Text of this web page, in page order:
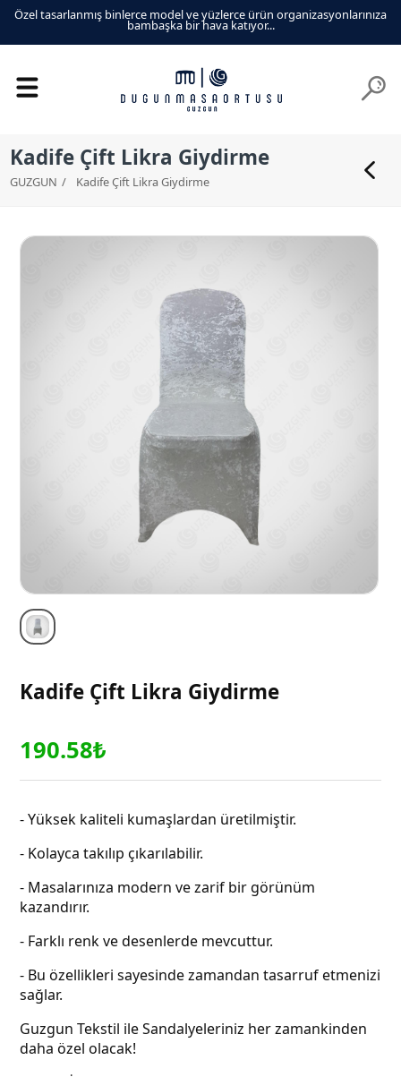
Özel tasarlanmış binlerce model ve yüzlerce ürün organizasyonlarınıza
bambaşka bir hava katıyor...
Türkiyenin her yerine gönderimimiz mevcuttur.
Kadife Çift Likra Giydirme
GUZGUN Kadife Çift Likra Giydirme
Kadife Çift Likra Giydirme
190.58₺
- Yüksek kaliteli kumaşlardan üretilmiştir.
- Kolayca takılıp çıkarılabilir.
- Masalarınıza modern ve zarif bir görünüm
kazandırır.
- Farklı renk ve desenlerde mevcuttur.
- Bu özellikleri sayesinde zamandan tasarruf etmenizi
sağlar.
Guzgun Tekstil ile Sandalyeleriniz her zamankinden
daha özel olacak!